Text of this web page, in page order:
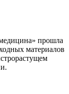
прошла
материалов